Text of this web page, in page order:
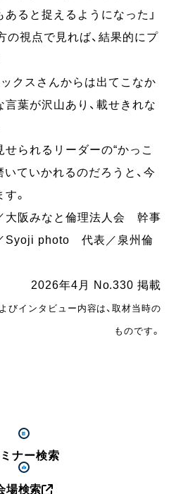
ると捉えるようになった」
の視点で見れば、結果的にプ
クスさんからは出てこなか
葉が沢山あり、載せきれな
られるリーダーの“かっこ
いていかれるのだろうと、今
。
大阪みなと倫理法人会 幹事
Syoji photo 代表／泉州倫
2026年4月 No.330 掲載
びインタビュー内容は、取材当時の
ものです。
ナー検索
場検索